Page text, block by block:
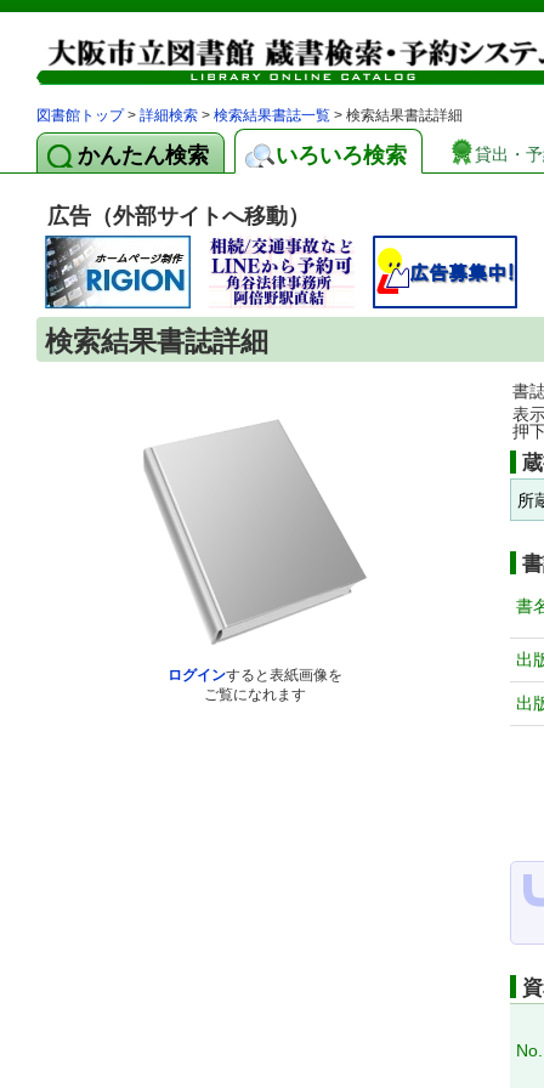
図書館トップ> 詳細検索 > 検索結果書誌一覧 > 検索結果書誌詳細
かんたん検索 いろいろ検索 貸出・
広告（外部サイトへ移動）
検索結果書誌詳細
ログインすると表紙画像を
ご覧になれます
書
表
押
所
書
出
出
No.